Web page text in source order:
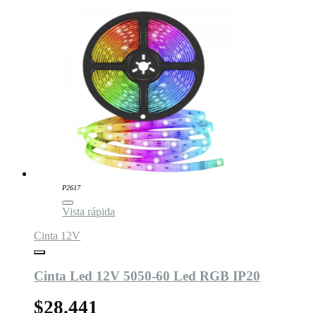
P2617
Vista rápida
Cinta 12V
Cinta Led 12V 5050-60 Led RGB IP20
$28.441